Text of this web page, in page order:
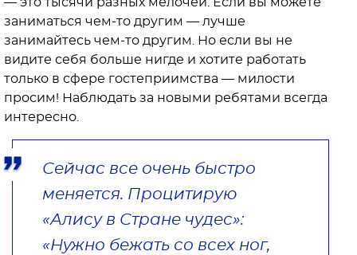
заниматься чем-то другим — лучше
занимайтесь чем-то другим. Но если вы не
видите себя больше нигде и хотите работать
только в сфере гостеприимства — милости
просим! Наблюдать за новыми ребятами всегда
интересно.
Сейчас все очень быстро
меняется. Процитирую
«Алису в Стране чудес»:
«Нужно бежать со всех ног,